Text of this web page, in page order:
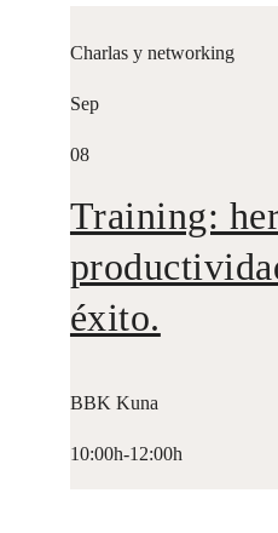
Charlas y networking
Sep
08
Training:
éxito.
BBK Kuna
10:00h-12:00h